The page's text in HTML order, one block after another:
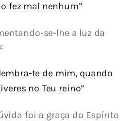
fez mal nenhum”
se-lhe a luz da
te de mim, quando
no Teu reino”
foi a graça do Espírito